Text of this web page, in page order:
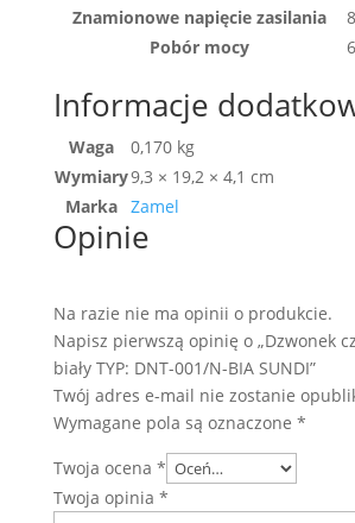
Znamionowe napięcie zasilania
Pobór mocy
Informacje
Waga
0,170 kg
Wymiary9,3 × 19,2 × 4,1 cm
Marka Zamel
Opinie
Na razie nie ma opinii o produkcie.
Napisz pierwszą opinię o „Dzwonek
biały TYP: DNT-001/N-BIA SUNDI”
Twój adres e-mail nie zostanie
Wymagane pola są oznaczone *
Twoja ocena *
Twoja opinia *